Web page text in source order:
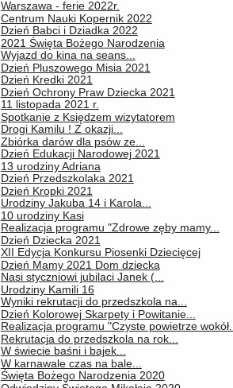
Warszawa - ferie 2022r.
Centrum Nauki Kopernik 2022
Dzień Babci i Dziadka 2022
2021 Święta Bożego Narodzenia
Wyjazd do kina na seans...
Dzień Pluszowego Misia 2021
Dzień Kredki 2021
Dzień Ochrony Praw Dziecka 2021
11 listopada 2021 r.
Spotkanie z Księdzem wizytatorem
Drogi Kamilu ! Z okazji...
Zbiórka darów dla psów ze...
Dzień Edukacji Narodowej 2021
13 urodziny Adriana
Dzień Przedszkolaka 2021
Dzień Kropki 2021
Urodziny Jakuba 14 i Karola...
10 urodziny Kasi
Realizacja programu "Zdrowe zęby mamy...
Dzień Dziecka 2021
XII Edycja Konkursu Piosenki Dziecięcej
Dzień Mamy 2021 Dom dziecka
Nasi styczniowi jubilaci Janek (...
Urodziny Kamili 16
Wyniki rekrutacji do przedszkola na...
Dzień Kolorowej Skarpety i Powitanie...
Realizacja programu "Czyste powietrze wokół...
Rekrutacja do przedszkola na rok...
W świecie baśni i bajek...
W karnawale czas na bale...
Święta Bożego Narodzenia 2020